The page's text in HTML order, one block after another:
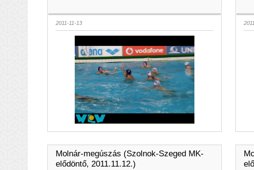
2011-11-13
Molnár-megúszás (Szolnok-Szeged MK-
elődöntő, 2011.11.12.)